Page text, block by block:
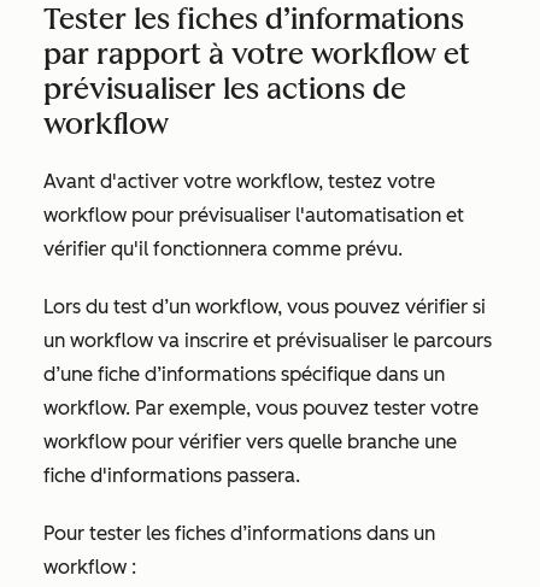
Tester les fiches d’informations
par rapport à votre workflow et
prévisualiser les actions de
workflow
Avant d'activer votre workflow, testez votre
workflow pour prévisualiser l'automatisation et
vérifier qu'il fonctionnera comme prévu.
Lors du test d’un workflow, vous pouvez vérifier si
un workflow va inscrire et prévisualiser le parcours
d’une fiche d’informations spécifique dans un
workflow. Par exemple, vous pouvez tester votre
workflow pour vérifier vers quelle branche une
fiche d'informations passera.
Pour tester les fiches d’informations dans un
workflow :